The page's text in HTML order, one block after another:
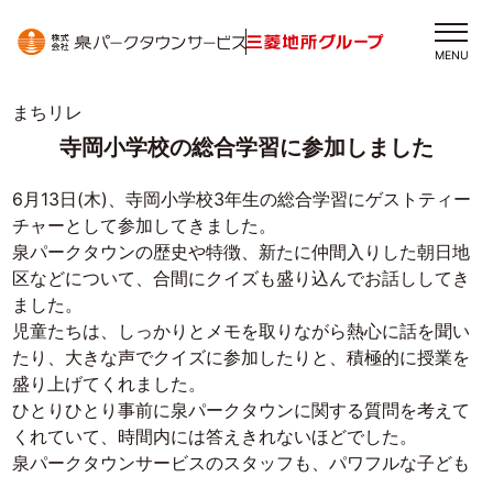
MENU
まちリレ
寺岡小学校の総合学習に参加しました
6月13日(木)、寺岡小学校3年生の総合学習にゲストティー
チャーとして参加してきました。
泉パークタウンの歴史や特徴、新たに仲間入りした朝日地
区などについて、合間にクイズも盛り込んでお話ししてき
ました。
児童たちは、しっかりとメモを取りながら熱心に話を聞い
たり、大きな声でクイズに参加したりと、積極的に授業を
盛り上げてくれました。
ひとりひとり事前に泉パークタウンに関する質問を考えて
くれていて、時間内には答えきれないほどでした。
泉パークタウンサービスのスタッフも、パワフルな子ども